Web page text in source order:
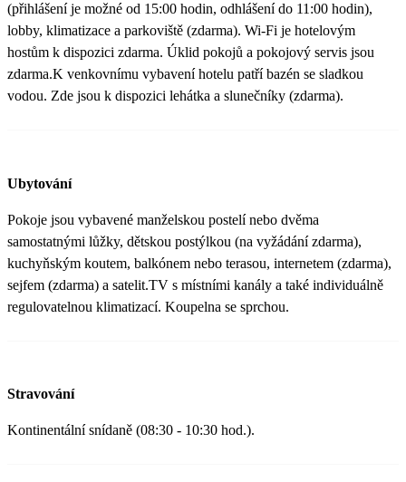
(přihlášení je možné od 15:00 hodin, odhlášení do 11:00 hodin),
lobby, klimatizace a parkoviště (zdarma). Wi-Fi je hotelovým
hostům k dispozici zdarma. Úklid pokojů a pokojový servis jsou
zdarma.K venkovnímu vybavení hotelu patří bazén se sladkou
vodou. Zde jsou k dispozici lehátka a slunečníky (zdarma).
Ubytování
Pokoje jsou vybavené manželskou postelí nebo dvěma
samostatnými lůžky, dětskou postýlkou (na vyžádání zdarma),
kuchyňským koutem, balkónem nebo terasou, internetem (zdarma),
sejfem (zdarma) a satelit.TV s místními kanály a také individuálně
regulovatelnou klimatizací. Koupelna se sprchou.
Stravování
Kontinentální snídaně (08:30 - 10:30 hod.).